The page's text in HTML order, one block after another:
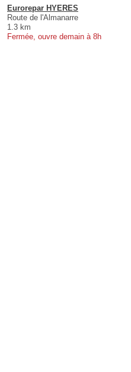
Eurorepar HYERES
Route de l'Almanarre
1.3 km
Fermée, ouvre demain à 8h